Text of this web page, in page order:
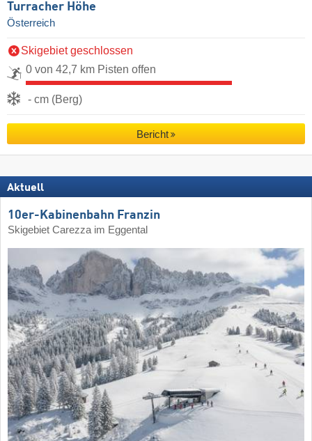
Turracher Höhe
Österreich
Skigebiet geschlossen
0 von 42,7 km Pisten offen
- cm (Berg)
Bericht
Aktuell
10er-Kabinenbahn Franzin
Skigebiet Carezza im Eggental